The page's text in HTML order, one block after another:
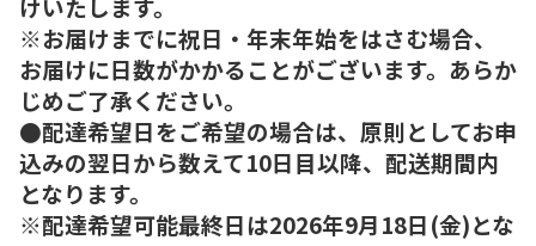
※お届けまでに祝日・年末年始をはさむ場合、
お届けに日数がかかることがございます。あらか
じめご了承ください。
●配達希望日をご希望の場合は、原則としてお申
込みの翌日から数えて10日目以降、配送期間内
となります。
※配達希望可能最終日は2026年9月18日(金)とな